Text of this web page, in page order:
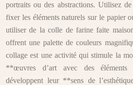
portraits ou des abstractions. Utilisez
fixer les éléments naturels sur le papier
utiliser de la colle de farine faite
offrent une palette de couleurs
collage est une activité qui stimule la
**œuvres d’art avec des éléments
développent leur **sens de